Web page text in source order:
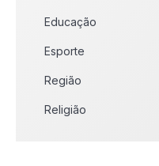
Educação
Esporte
Região
Religião